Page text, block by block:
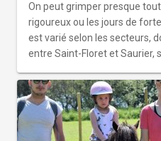
On peut grimper presque
rigoureux ou les jours de
est varié selon les secteurs,
entre Saint-Floret et Saurier,